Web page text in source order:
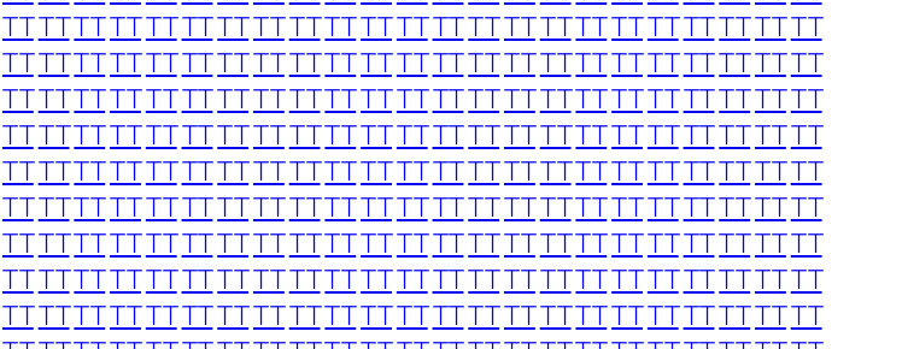
TTTTTTTTTTTTTTTTTTTTTTTTTTTTTTTTTTTTTTTTTTTTTT
TTTTTTTTTTTTTTTTTTTTTTTTTTTTTTTTTTTTTTTTTTTTTT
TTTTTTTTTTTTTTTTTTTTTTTTTTTTTTTTTTTTTTTTTTTTTT
TTTTTTTTTTTTTTTTTTTTTTTTTTTTTTTTTTTTTTTTTTTTTT
TTTTTTTTTTTTTTTTTTTTTTTTTTTTTTTTTTTTTTTTTTTTTT
TTTTTTTTTTTTTTTTTTTTTTTTTTTTTTTTTTTTTTTTTTTTTT
TTTTTTTTTTTTTTTTTTTTTTTTTTTTTTTTTTTTTTTTTTTTTT
TTTTTTTTTTTTTTTTTTTTTTTTTTTTTTTTTTTTTTTTTTTTTT
TTTTTTTTTTTTTTTTTTTTTTTTTTTTTTTTTTTTTTTTTTTTTT